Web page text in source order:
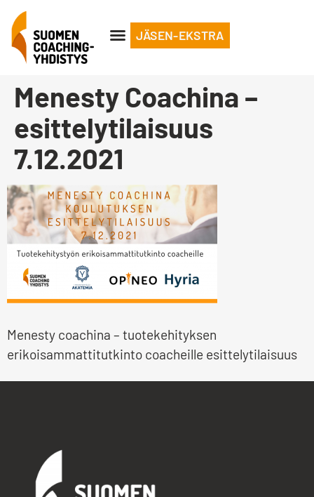
JÄSEN-EKSTRA
Menesty Coachina –
esittelytilaisuus
7.12.2021
Menesty coachina – tuotekehityksen
erikoisammattitutkinto coacheille esittelytilaisuus